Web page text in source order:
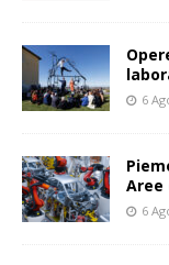
6
Aree
6